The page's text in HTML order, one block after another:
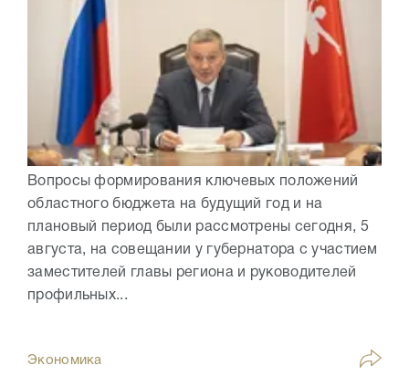
Вопросы формирования ключевых положений
областного бюджета на будущий год и на
плановый период были рассмотрены сегодня, 5
августа, на совещании у губернатора с участием
заместителей главы региона и руководителей
профильных...
Экономика